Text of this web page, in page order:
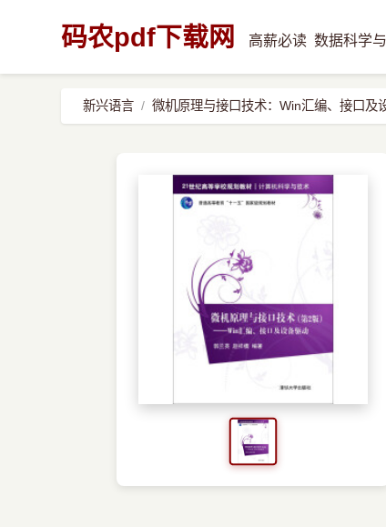
码农pdf下载网 高薪必读 数据科学
新兴语言 微机原理与接口技术：Win汇编、接口及